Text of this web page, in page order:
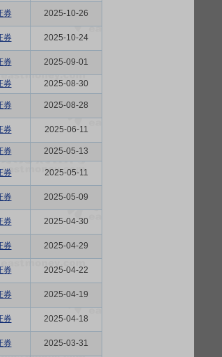
券 2025-10-26
券 2025-10-24
券 2025-09-01
券 2025-08-30
券 2025-08-28
券 2025-06-11
券 2025-05-13
券 2025-05-11
券 2025-05-09
券 2025-04-30
券 2025-04-29
券 2025-04-22
券 2025-04-19
券 2025-04-18
券 2025-03-31